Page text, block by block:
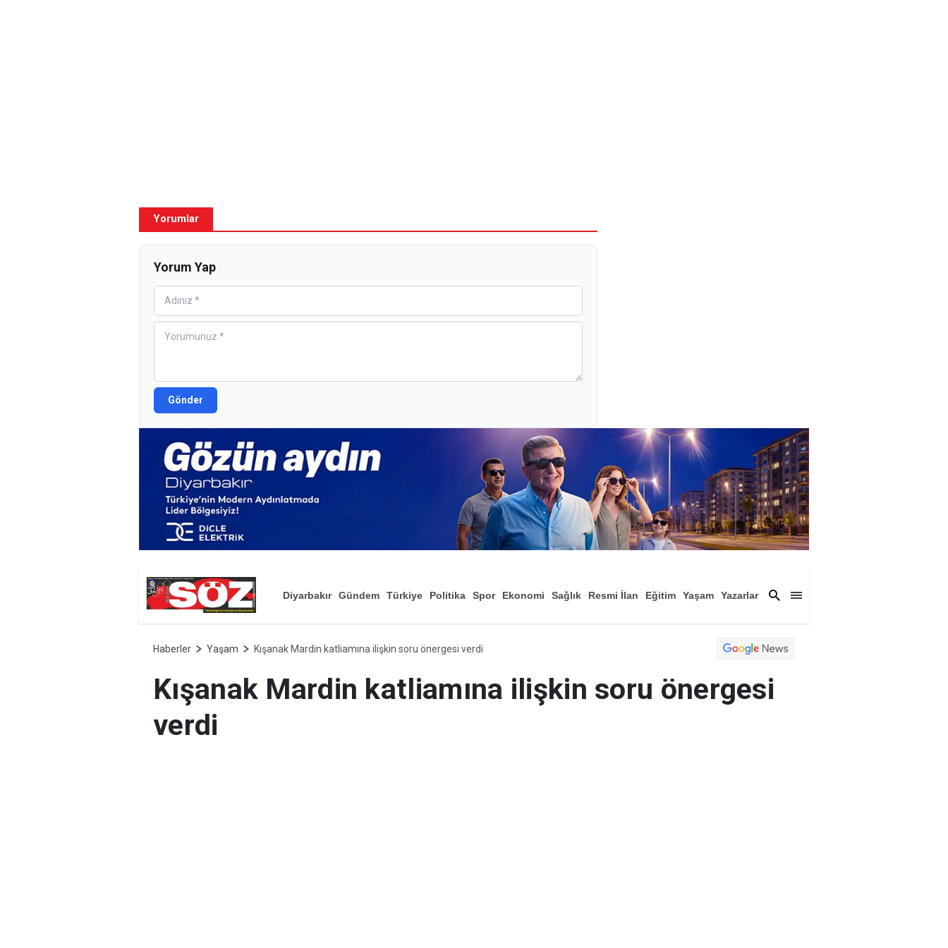
Yorumlar
Yorum Yap
Gönder
Diyarbakır Gündem Türkiye Politika Spor Ekonomi Sağlık Resmi İlan Eğitim
Yaşam
Yazarlar
Haberler Yaşam Kışanak Mardin katliamına ilişkin soru önergesi verdi
Kışanak Mardin katliamına ilişkin soru önergesi
verdi